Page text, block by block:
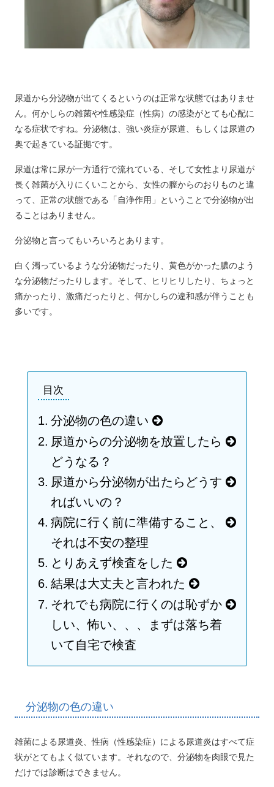
尿道から分泌物が出てくるというのは正常な状態ではありませ
ん。何かしらの雑菌や性感染症（性病）の感染がとても心配に
なる症状ですね。分泌物は、強い炎症が尿道、もしくは尿道の
奥で起きている証拠です。
尿道は常に尿が一方通行で流れている、そして女性より尿道が
長く雑菌が入りにくいことから、女性の膣からのおりものと違
って、正常の状態である「自浄作用」ということで分泌物が出
ることはありません。
分泌物と言ってもいろいろとあります。
白く濁っているような分泌物だったり、黄色がかった膿のよう
な分泌物だったりします。そして、ヒリヒリしたり、ちょっと
痛かったり、激痛だったりと、何かしらの違和感が伴うことも
多いです。
目次
分泌物の色の違い
尿道からの分泌物を放置したら
どうなる？
尿道から分泌物が出たらどうす
ればいいの？
病院に行く前に準備すること、
それは不安の整理
とりあえず検査をした
結果は大丈夫と言われた
それでも病院に行くのは恥ずか
しい、怖い、、、まずは落ち着
いて自宅で検査
分泌物の色の違い
雑菌による尿道炎、性病（性感染症）による尿道炎はすべて症
状がとてもよく似ています。それなので、分泌物を肉眼で見た
だけでは診断はできません。